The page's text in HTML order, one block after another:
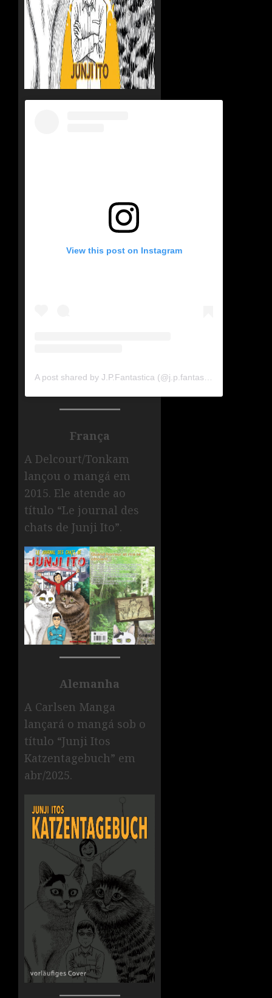
View this post on Instagram
França
A Delcourt/Tonkam
lançou o mangá em
2015. Ele atende ao
título “Le journal des
chats de Junji Ito”.
Alemanha
A Carlsen Manga
lançará o mangá sob o
título “Junji Itos
Katzentagebuch” em
abr/2025.